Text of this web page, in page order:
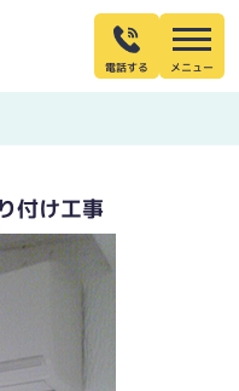
電話する
付け工事